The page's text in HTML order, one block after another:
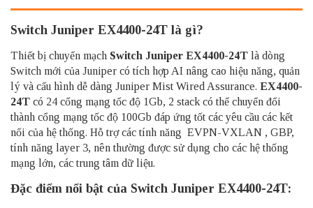
Switch Juniper EX4400-24T là gì?
Thiết bị chuyển mạch Switch Juniper EX4400-24T là dòng
Switch mới của Juniper có tích hợp AI nâng cao hiệu năng, quản
lý và cấu hình dễ dàng Juniper Mist Wired Assurance. EX4400-
24T có 24 cổng mạng tốc độ 1Gb, 2 stack có thể chuyển đổi
thành cổng mạng tốc độ 100Gb đáp ứng tốt các yêu cầu các kết
nối của hệ thống. Hỗ trợ các tính năng EVPN-VXLAN , GBP,
tính năng layer 3, nên thường được sử dụng cho các hệ thống
mạng lớn, các trung tâm dữ liệu.
Đặc điểm nổi bật của Switch Juniper EX4400-24T: